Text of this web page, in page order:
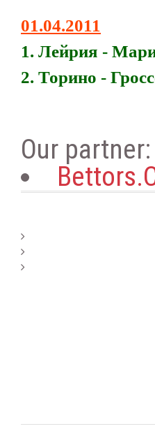
01.04.2011
1. Лейрия -
2. Торино -
Our partner: